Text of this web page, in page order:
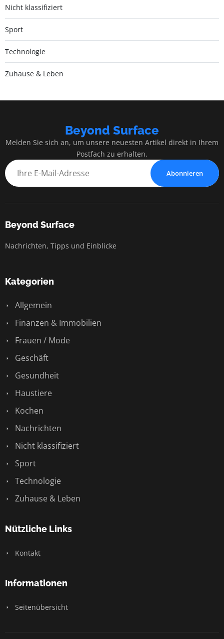
Nicht klassifiziert
Sport
Technologie
Zuhause & Leben
Beyond Surface
Melden Sie sich an, um unsere neuesten Artikel direkt in Ihrem
Postfach zu erhalten.
Abonnieren
Beyond Surface
Nachrichten, Tipps und Einblicke
Kategorien
Allgemein
Finanzen & Immobilien
Frauen / Mode
Geschäft
Gesundheit
Haustiere
Kochen
Nachrichten
Nicht klassifiziert
Sport
Technologie
Zuhause & Leben
Nützliche Links
Kontakt
Informationen
Seitenübersicht